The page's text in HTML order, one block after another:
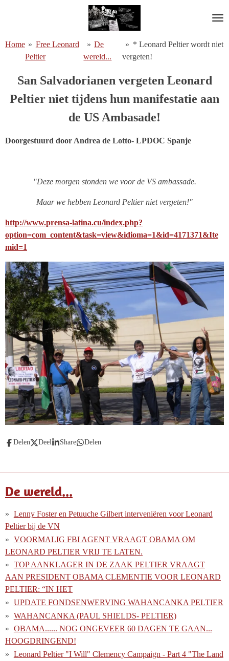
de
hoofdinhoud
Home » Free Leonard
Peltier
» De
wereld...
» * Leonard Peltier wordt niet
vergeten!
San Salvadorianen vergeten Leonard
Peltier niet tijdens hun manifestatie aan
de US Ambasade!
Doorgestuurd door Andrea de Lotto- LPDOC Spanje
"Deze morgen stonden we voor de VS ambassade.
Maar we hebben Leonard Peltier niet vergeten!"
http://www.prensa-latina.cu/index.php?
option=com_content&task=view&idioma=1&id=4171371&Ite
mid=1
Delen Deel Share Delen
De wereld...
Lenny Foster en Petuuche Gilbert interveniëren voor Leonard
Peltier bij de VN
VOORMALIG FBI AGENT VRAAGT OBAMA OM
LEONARD PELTIER VRIJ TE LATEN.
TOP AANKLAGER IN DE ZAAK PELTIER VRAAGT
AAN PRESIDENT OBAMA CLEMENTIE VOOR LEONARD
PELTIER: “IN HET
UPDATE FONDSENWERVING WAHANCANKA PELTIER
WAHANCANKA (PAUL SHIELDS- PELTIER)
OBAMA...... NOG ONGEVEER 60 DAGEN TE GAAN...
HOOGDRINGEND!
Leonard Peltier "I Will" Clemency Campaign - Part 4 "The Land